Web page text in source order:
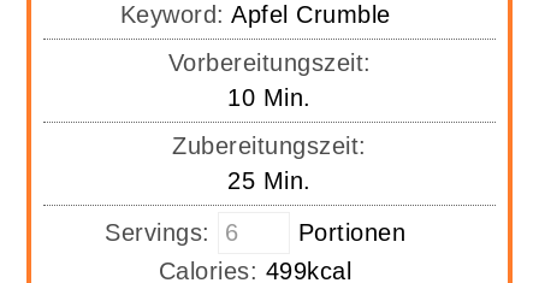
Keyword:Apfel Crumble
Vorbereitungszeit:
10Minuten
Min.
Zubereitungszeit:
25Minuten
Min.
Servings:
Portionen
Calories: 499kcal